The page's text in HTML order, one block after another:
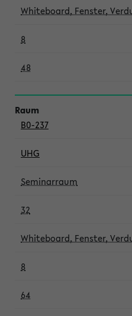
Whiteboard, Fenster,
8
48
B0-237
UHG
Seminarraum
32
Whiteboard, Fenster,
8
64